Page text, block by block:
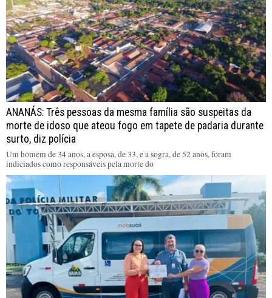
ANANÁS: Três pessoas da mesma família são suspeitas da
morte de idoso que ateou fogo em tapete de padaria durante
surto, diz polícia
Um homem de 34 anos, a esposa, de 33, e a sogra, de 52 anos, foram
indiciados como responsáveis pela morte do